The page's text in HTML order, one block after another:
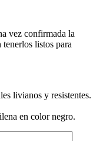
vez confirmada la
listos para
livianos y resistentes.
en color negro.